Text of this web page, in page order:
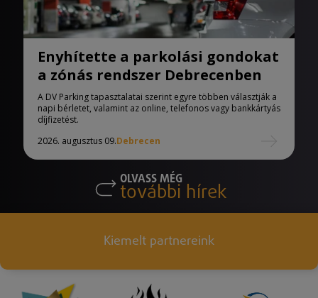
Enyhítette a parkolási gondokat
a zónás rendszer Debrecenben
A DV Parking tapasztalatai szerint egyre többen választják a
napi bérletet, valamint az online, telefonos vagy bankkártyás
díjfizetést.
2026. augusztus 09.Debrecen
OLVASS MÉG
további hírek
Kiemelt partnereink